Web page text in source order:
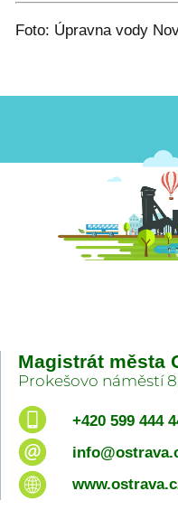
Foto: Úpravna vody
Magistrát města
Prokešovo náměstí
+420 599 444